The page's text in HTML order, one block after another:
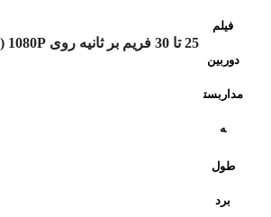
فیلم
دوربین
مداربست
ه
25 تا 30 فریم بر ثانیه روی FULL HD) 1080P)
طول
برد